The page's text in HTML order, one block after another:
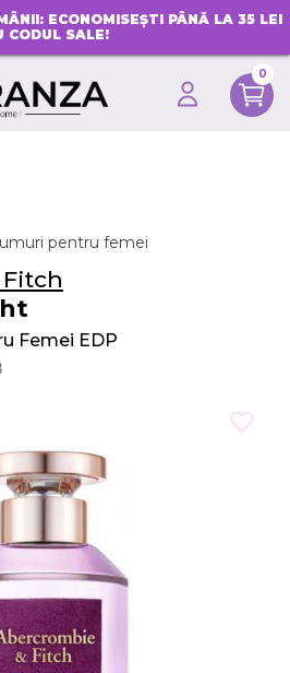
ECONOMISEȘTI PÂNĂ LA 35 LEI
CODUL SALE!
0
pentru femei
Femei EDP